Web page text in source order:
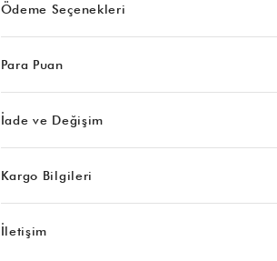
Ödeme Seçenekleri
Para Puan
İade ve Değişim
Kargo Bilgileri
İletişim